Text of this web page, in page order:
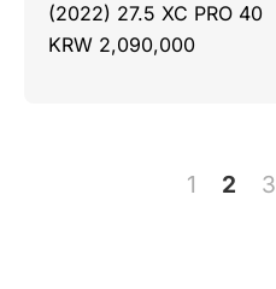
(2022) 27.5 XC PRO 40
KRW 2,090,000
1 2 3